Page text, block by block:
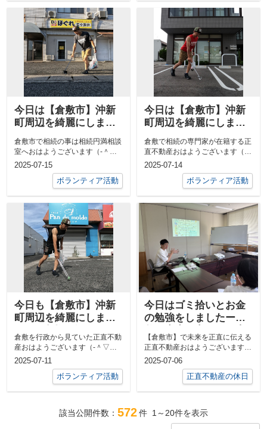
今日は【倉敷市】沖新
町周辺を綺麗にしまし
た✨ー相続の不動産に
強い正直不動産ー
倉敷市で相続の事は相続円満相談
室へおはようございます（‐＾▽
＾‐）今日は異業種交流会の前に
倉敷市沖新...
2025-07-15
ボランティア活動
今日は【倉敷市】沖新
町周辺を綺麗にしまし
た✨ー倉敷で相続の専
門家が在籍する正直不
動産ー
倉敷で相続の専門家が在籍する正
直不動産おはようございます（‐
＾▽＾‐）今日は不動産の売却の
相談の前に...
2025-07-14
ボランティア活動
今日も【倉敷市】沖新
町周辺を綺麗にしまし
線でもお伝えする正直
不動産ー
倉敷を行政から見ていた正直不動
産おはようございます（‐＾▽
＾‐）今日は下庄の農地所有者と
の打ち合わせ...
2025-07-11
ボランティア活動
今日はゴミ拾いとお金
の勉強をしましたー倉
不動産ー
【倉敷市】で未来を正直に伝える
正直不動産おはようございます
（‐＾▽＾‐）今日はお客様の土地
の売却相談...
2025-07-06
正直不動産の休日
該当公開件数： 572件 1～20件を表示